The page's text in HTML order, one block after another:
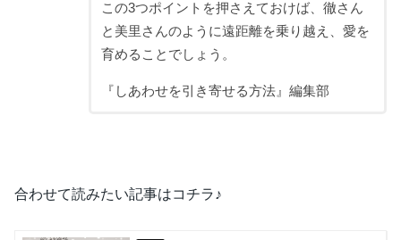
この3つポイントを押さえておけば、徹さん
と美里さんのように遠距離を乗り越え、愛を
育めることでしょう。
『しあわせを引き寄せる方法』編集部
合わせて読みたい記事はコチラ♪